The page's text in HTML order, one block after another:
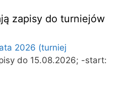
zapisy do turniejów
2026 (turniej
do 15.08.2026; -start: